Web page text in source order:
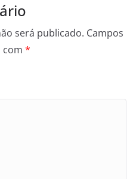
será publicado. Campos
com *